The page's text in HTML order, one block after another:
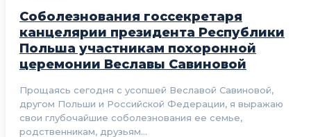
Соболезнования госсекретаря
канцелярии президента Республики
Польша участникам похоронной
церемонии Веславы Савиновой
Прощаясь сегодня с усопшей Веславой Савиновой,
другом Польши и Российской Федерации, я выражаю
свои глубочайшие соболезнования ее семье,
родственникам, друзьям...